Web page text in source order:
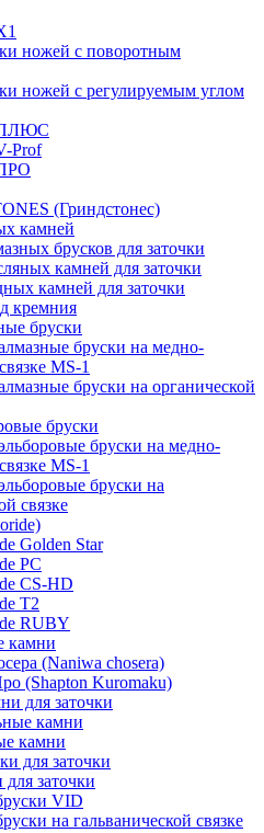
ножей с поворотным
ножей с регулируемым углом
ПЛЮС
Prof
(Гриндстонес)
камней
брусков для заточки
камней для заточки
камней для заточки
кремния
бруски
бруски на медно-
MS-1
бруски на органической
бруски
бруски на медно-
MS-1
бруски на
связке
Golden Star
PC
CS-HD
T2
RUBY
камни
(Naniwa chosera)
(Shapton Kuromaku)
для заточки
камни
камни
для заточки
заточки
VID
на гальванической связке